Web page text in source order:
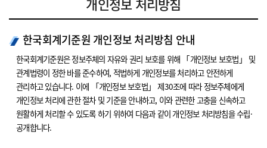
개인정보 처리방침
한국회계기준원 개인정보 처리방침 안내
한국회계기준원은 정보주체의 자유와 권리 보호를 위해 「개인정보 보호법」 및
관계법령이 정한 바를 준수하여, 적법하게 개인정보를 처리하고 안전하게
관리하고 있습니다. 이에 「개인정보 보호법」 제30조에 따라 정보주체에게
개인정보 처리에 관한 절차 및 기준을 안내하고, 이와 관련한 고충을 신속하고
원활하게 처리할 수 있도록 하기 위하여 다음과 같이 개인정보 처리방침을 수립·
공개합니다.